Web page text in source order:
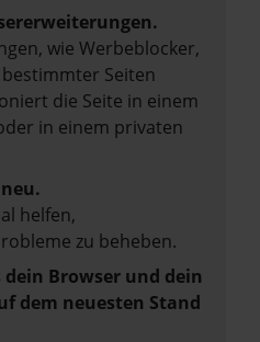
wie Werbeblocker,
Seiten
die Seite in einem
in einem privaten
helfen,
zu beheben.
dein Browser und dein
dem neuesten Stand